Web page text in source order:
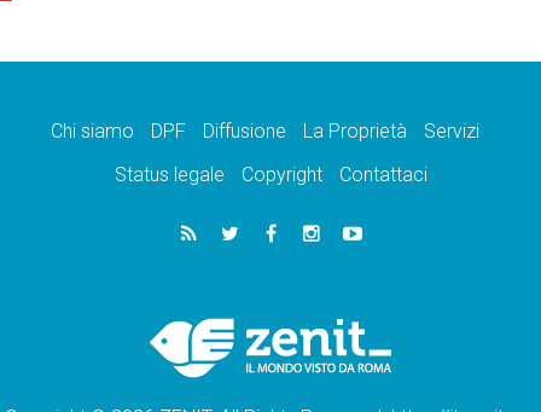
Chi siamo DPF Diffusione La Proprietà
Servizi
Status legale
Copyright Contattaci